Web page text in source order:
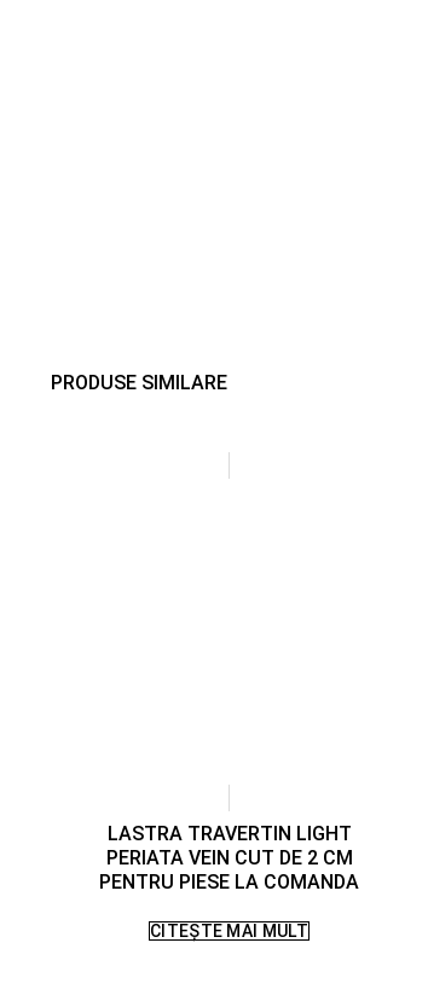
PRODUSE SIMILARE
LASTRA TRAVERTIN LIGHT
PERIATA VEIN CUT DE 2 CM
PENTRU PIESE LA COMANDA
CITEȘTE MAI MULT